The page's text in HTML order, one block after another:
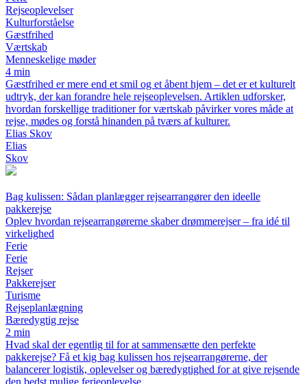
Rejseoplevelser
Kulturforståelse
Gæstfrihed
Værtskab
Menneskelige møder
4 min
Gæstfrihed er mere end et smil og et åbent hjem – det er et kulturelt
udtryk, der kan forandre hele rejseoplevelsen. Artiklen udforsker,
hvordan forskellige traditioner for værtskab påvirker vores måde at
rejse, mødes og forstå hinanden på tværs af kulturer.
Elias Skov
Elias
Skov
Bag kulissen: Sådan planlægger rejsearrangører den ideelle
pakkerejse
Oplev hvordan rejsearrangørerne skaber drømmerejser – fra idé til
virkelighed
Ferie
Ferie
Rejser
Pakkerejser
Turisme
Rejseplanlægning
Bæredygtig rejse
2 min
Hvad skal der egentlig til for at sammensætte den perfekte
pakkerejse? Få et kig bag kulissen hos rejsearrangørerne, der
balancerer logistik, oplevelser og bæredygtighed for at give rejsende